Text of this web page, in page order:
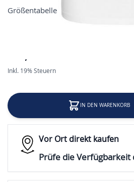
Größentabelle
Inkl. 19% Steuern
IN DEN WARENKORB
Vor Ort direkt kaufen
Prüfe die Verfügbarkeit